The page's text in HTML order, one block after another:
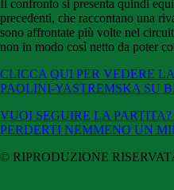
Il confronto si presenta quindi
precedenti, che raccontano una
sono affrontate più volte nel
non in modo così netto da poter
CLICCA QUI PER VEDERE
PAOLINI-YASTREMSKA SU
VUOI SEGUIRE LA
PERDERTI NEMMENO UN
© RIPRODUZIONE